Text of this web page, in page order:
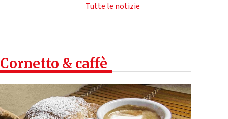
Tutte le notizie
Cornetto & caffè